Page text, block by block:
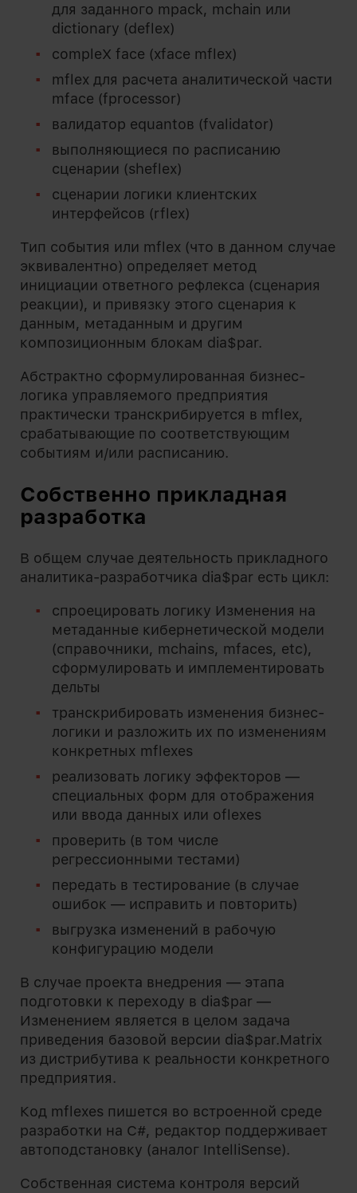
для заданного mpack, mchain или
dictionary (deflex)
compleX face (xface mflex)
mflex для расчета аналитической части
mface (fprocessor)
валидатор equantов (fvalidator)
выполняющиеся по расписанию
сценарии (sheflex)
сценарии логики клиентских
интерфейсов (rflex)
Тип события или mflex (что в данном случае
эквивалентно) определяет метод
инициации ответного рефлекса (сценария
реакции), и привязку этого сценария к
данным, метаданным и другим
композиционным блокам dia$par.
Абстрактно сформулированная бизнес-
логика управляемого предприятия
практически транскрибируется в mflex,
срабатывающие по соответствующим
событиям и/или расписанию.
Собственно прикладная
разработка
В общем случае деятельность прикладного
аналитика-разработчика dia$par есть цикл:
спроецировать логику Изменения на
метаданные кибернетической модели
(справочники, mchains, mfaces, etc),
сформулировать и имплементировать
дельты
транскрибировать изменения бизнес-
логики и разложить их по изменениям
конкретных mflexes
реализовать логику эффекторов —
специальных форм для отображения
или ввода данных или oflexes
проверить (в том числе
регрессионными тестами)
передать в тестирование (в случае
ошибок — исправить и повторить)
выгрузка изменений в рабочую
конфигурацию модели
В случае проекта внедрения — этапа
подготовки к переходу в dia$par —
Изменением является в целом задача
приведения базовой версии dia$par.Matrix
из дистрибутива к реальности конкретного
предприятия.
Код mflexes пишется во встроенной среде
разработки на C#, редактор поддерживает
автоподстановку (аналог IntelliSense).
Собственная система контроля версий